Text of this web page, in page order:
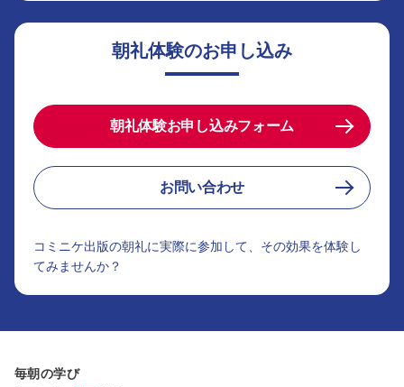
朝礼体験のお申し込み
朝礼体験お申し込みフォーム
お問い合わせ
コミニケ出版の朝礼に実際に参加して、その効果を体験し
てみませんか？
毎朝の学び